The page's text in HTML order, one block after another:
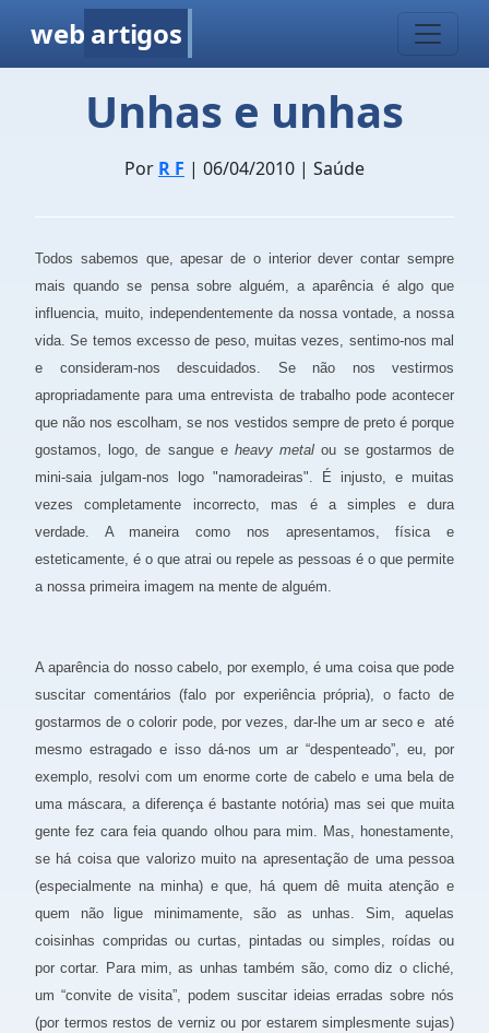
web artigos
Unhas e unhas
Por R F | 06/04/2010 | Saúde
Todos sabemos que, apesar de o interior dever contar sempre
mais quando se pensa sobre alguém, a aparência é algo que
influencia, muito, independentemente da nossa vontade, a nossa
vida. Se temos excesso de peso, muitas vezes, sentimo-nos mal
e consideram-nos descuidados. Se não nos vestirmos
apropriadamente para uma entrevista de trabalho pode acontecer
que não nos escolham, se nos vestidos sempre de preto é porque
gostamos, logo, de sangue e heavy metal ou se gostarmos de
mini-saia julgam-nos logo "namoradeiras". É injusto, e muitas
vezes completamente incorrecto, mas é a simples e dura
verdade. A maneira como nos apresentamos, física e
esteticamente, é o que atrai ou repele as pessoas é o que permite
a nossa primeira imagem na mente de alguém.
A aparência do nosso cabelo, por exemplo, é uma coisa que pode
suscitar comentários (falo por experiência própria), o facto de
gostarmos de o colorir pode, por vezes, dar-lhe um ar seco e até
mesmo estragado e isso dá-nos um ar “despenteado”, eu, por
exemplo, resolvi com um enorme corte de cabelo e uma bela de
uma máscara, a diferença é bastante notória) mas sei que muita
gente fez cara feia quando olhou para mim. Mas, honestamente,
se há coisa que valorizo muito na apresentação de uma pessoa
(especialmente na minha) e que, há quem dê muita atenção e
quem não ligue minimamente, são as unhas. Sim, aquelas
coisinhas compridas ou curtas, pintadas ou simples, roídas ou
por cortar. Para mim, as unhas também são, como diz o cliché,
um “convite de visita”, podem suscitar ideias erradas sobre nós
(por termos restos de verniz ou por estarem simplesmente sujas)